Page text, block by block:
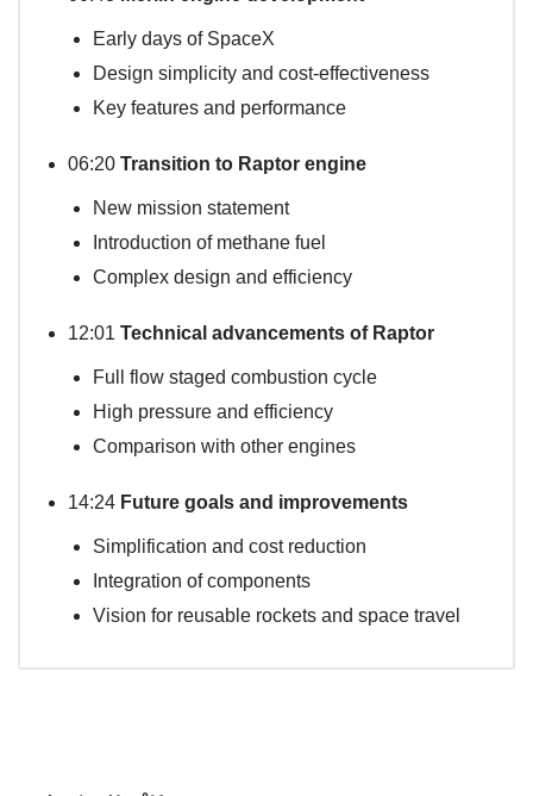
Early days of SpaceX
Design simplicity and cost-effectiveness
Key features and performance
06:20 Transition to Raptor engine
New mission statement
Introduction of methane fuel
Complex design and efficiency
12:01 Technical advancements of Raptor
Full flow staged combustion cycle
High pressure and efficiency
Comparison with other engines
14:24 Future goals and improvements
Simplification and cost reduction
Integration of components
Vision for reusable rockets and space travel